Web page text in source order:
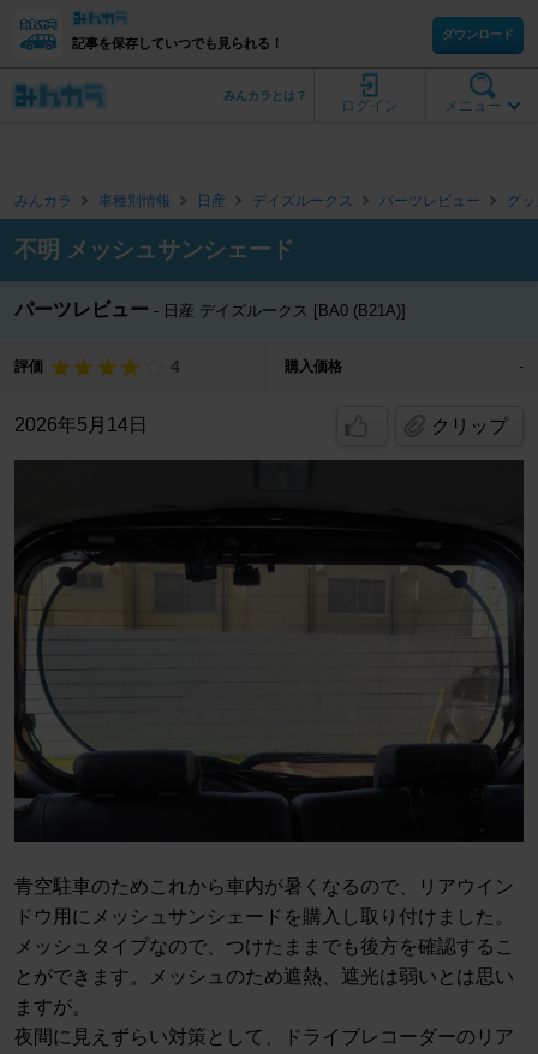
記事を保存していつでも見られる！
ダウンロード
メニュー
ログイン
みんカラとは？
みんカラ 車種別情報 日産 デイズルークス パーツレビュー グ
不明 メッシュサンシェード
パーツレビュー 日産 デイズルークス [BA0 (B21A)]
評価 4 購入価格 -
2026年5月14日 クリップ
青空駐車のためこれから車内が暑くなるので、リアウイン
ドウ用にメッシュサンシェードを購入し取り付けました。
メッシュタイプなので、つけたままでも後方を確認するこ
とができます。メッシュのため遮熱、遮光は弱いとは思い
ますが。
夜間に見えずらい対策として、ドライブレコーダーのリア